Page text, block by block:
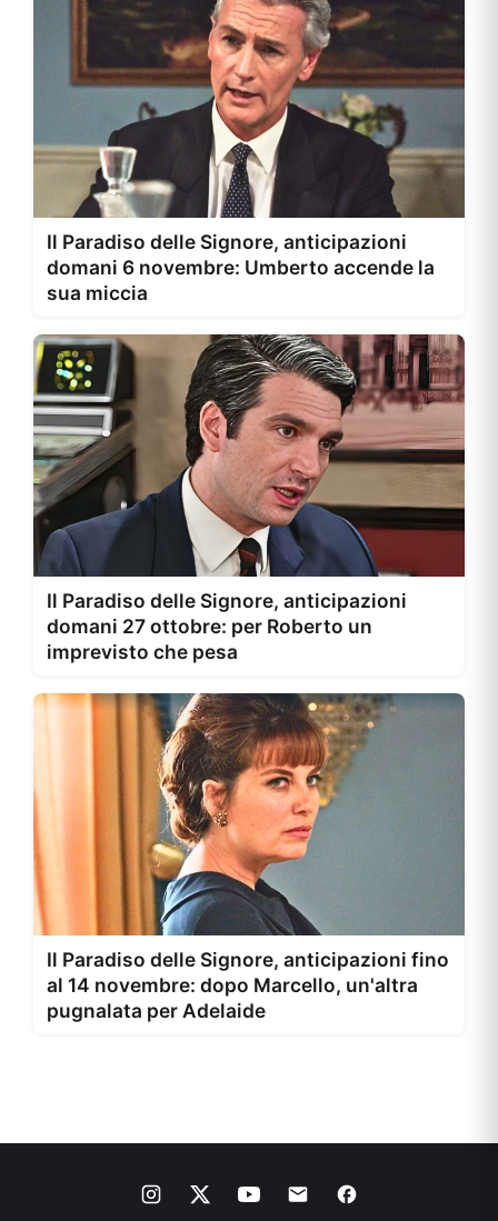
Il Paradiso delle Signore, anticipazioni
domani 6 novembre: Umberto accende la
sua miccia
Il Paradiso delle Signore, anticipazioni
domani 27 ottobre: per Roberto un
imprevisto che pesa
Il Paradiso delle Signore, anticipazioni fino
al 14 novembre: dopo Marcello, un'altra
pugnalata per Adelaide